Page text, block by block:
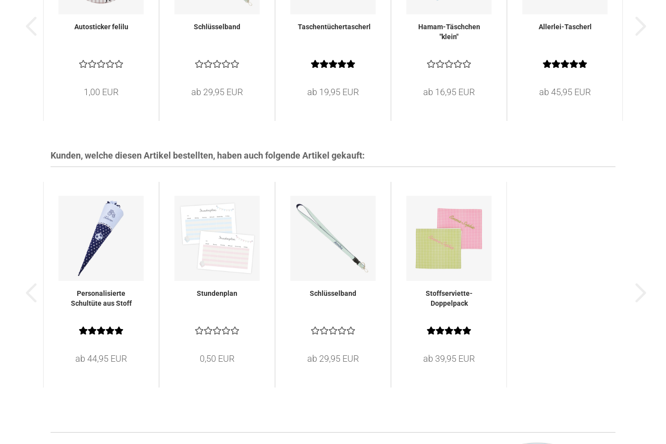
Autosticker felilu
1,00 EUR
Schlüsselband
ab 29,95 EUR
Taschentüchertascherl
ab 19,95 EUR
Hamam-Täschchen
"klein"
ab 16,95 EUR
Allerlei-Tascherl
ab 45,95 EUR
Kunden, welche diesen Artikel bestellten, haben auch folgende Artikel gekauft:
Personalisierte
Schultüte aus Stoff
ab 44,95 EUR
Stundenplan
0,50 EUR
Schlüsselband
ab 29,95 EUR
Stoffserviette-
Doppelpack
ab 39,95 EUR